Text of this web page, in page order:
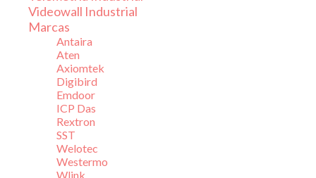
Videowall Industrial
Marcas
Antaira
Aten
Axiomtek
Digibird
Emdoor
ICP Das
Rextron
SST
Welotec
Westermo
Wlink